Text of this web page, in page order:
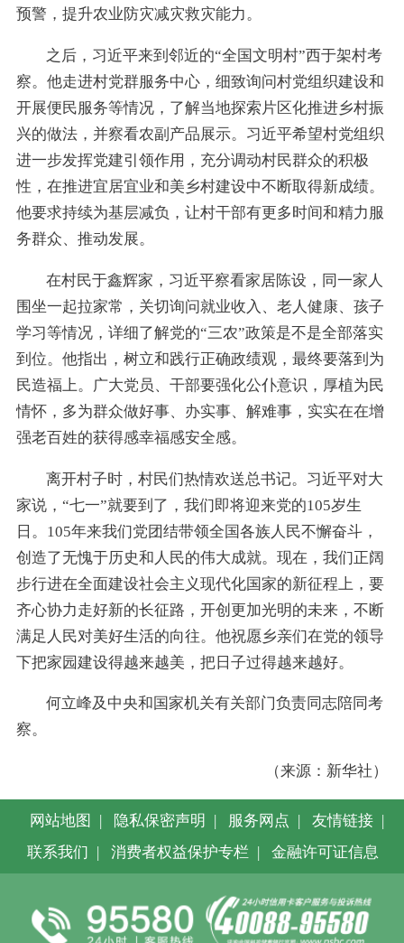
预警，提升农业防灾减灾救灾能力。
之后，习近平来到邻近的“全国文明村”西于架村考
察。他走进村党群服务中心，细致询问村党组织建设和
开展便民服务等情况，了解当地探索片区化推进乡村振
兴的做法，并察看农副产品展示。习近平希望村党组织
进一步发挥党建引领作用，充分调动村民群众的积极
性，在推进宜居宜业和美乡村建设中不断取得新成绩。
他要求持续为基层减负，让村干部有更多时间和精力服
务群众、推动发展。
在村民于鑫辉家，习近平察看家居陈设，同一家人
围坐一起拉家常，关切询问就业收入、老人健康、孩子
学习等情况，详细了解党的“三农”政策是不是全部落实
到位。他指出，树立和践行正确政绩观，最终要落到为
民造福上。广大党员、干部要强化公仆意识，厚植为民
情怀，多为群众做好事、办实事、解难事，实实在在增
强老百姓的获得感幸福感安全感。
离开村子时，村民们热情欢送总书记。习近平对大
家说，“七一”就要到了，我们即将迎来党的105岁生
日。105年来我们党团结带领全国各族人民不懈奋斗，
创造了无愧于历史和人民的伟大成就。现在，我们正阔
步行进在全面建设社会主义现代化国家的新征程上，要
齐心协力走好新的长征路，开创更加光明的未来，不断
满足人民对美好生活的向往。他祝愿乡亲们在党的领导
下把家园建设得越来越美，把日子过得越来越好。
何立峰及中央和国家机关有关部门负责同志陪同考
察。
（来源：新华社）
网站地图 | 隐私保密声明 | 服务网点 | 友情链接 |
联系我们 | 消费者权益保护专栏 | 金融许可证信息